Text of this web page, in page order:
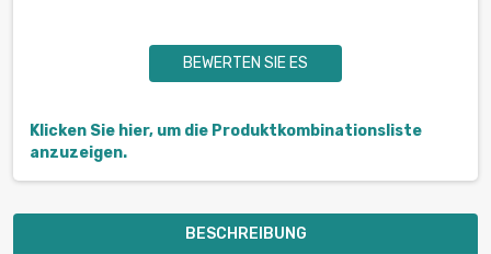
BEWERTEN SIE ES
Klicken Sie hier, um die Produktkombinationsliste
anzuzeigen.
BESCHREIBUNG